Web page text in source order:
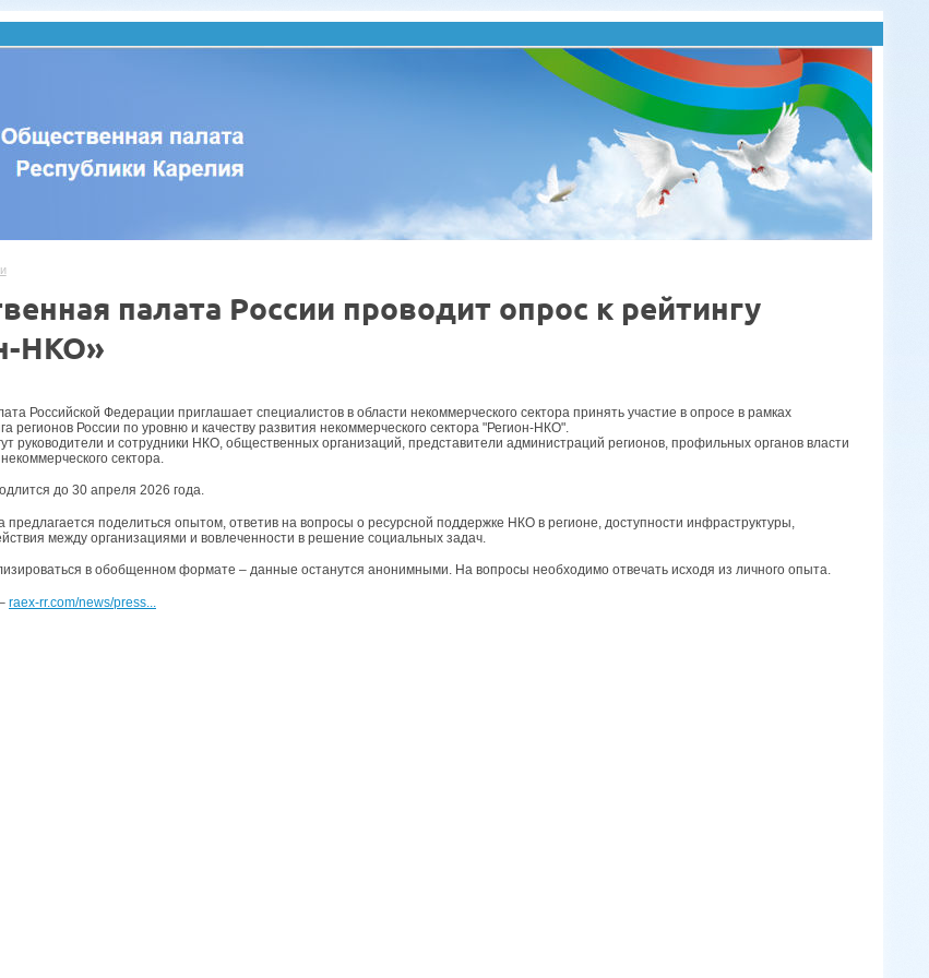
палата России проводит опрос к рейтингу
НКО»
Российской Федерации приглашает специалистов в области некоммерческого сектора принять участие в опросе в рамках
регионов России по уровню и качеству развития некоммерческого сектора "Регион-НКО".
руководители и сотрудники НКО, общественных организаций, представители администраций регионов, профильных органов власти
сектора.
до 30 апреля 2026 года.
предлагается поделиться опытом, ответив на вопросы о ресурсной поддержке НКО в регионе, доступности инфраструктуры,
между организациями и вовлеченности в решение социальных задач.
в обобщенном формате – данные останутся анонимными. На вопросы необходимо отвечать исходя из личного опыта.
raex-rr.com/news/press...